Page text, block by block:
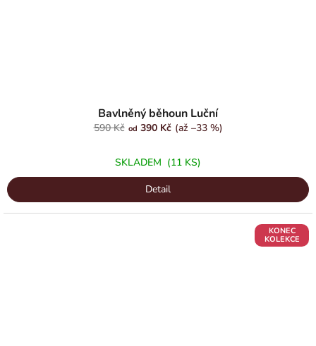
5
hvězdiček.
Bavlněný běhoun Luční
590 Kč od 390 Kč (až –33 %)
SKLADEM (11 KS)
Detail
KONEC
KOLEKCE